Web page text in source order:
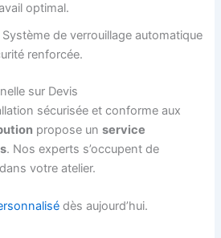
optimal.
Système de verrouillage automatique
renforcée.
sur Devis
sécurisée et conforme aux
propose unservice
. Nos experts s’occupent de
votre atelier.
dès aujourd’hui.